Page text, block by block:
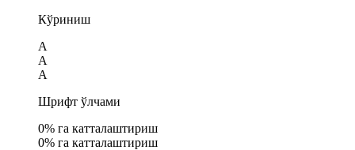
Кўриниш
A
A
A
Шрифт ўлчами
0% га катталаштириш
0% га катталаштириш